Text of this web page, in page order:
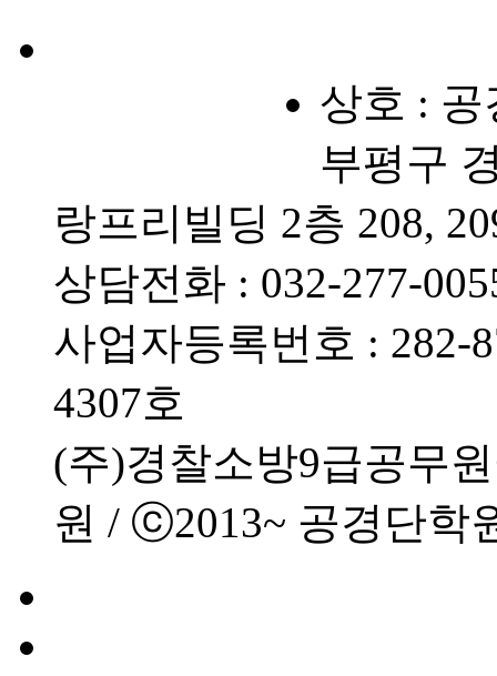
상호 :
부평구
랑프리빌딩 2층 208,
상담전화 : 032-277-
사업자등록번호 : 282-
4307호
(주)경찰소방9급공무
원 / ⓒ2013~ 공경단학